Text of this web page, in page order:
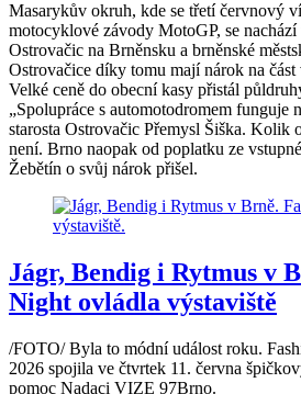
Masarykův okruh, kde se třetí červnový
motocyklové závody MotoGP, se
Ostrovačic na Brněnsku a brněnské
Ostrovačice díky tomu mají nárok na
Velké ceně do obecní kasy přistál
„Spolupráce s automotodromem funguje
starosta Ostrovačic Přemysl Šiška. Kolik
není. Brno naopak od poplatku ze
Žebětín o svůj nárok přišel.
Jágr, Bendig i Rytmus v
Night ovládla výstaviště
/FOTO/ Byla to módní událost roku.
2026 spojila ve čtvrtek 11. června
pomoc Nadaci VIZE 97Brno.